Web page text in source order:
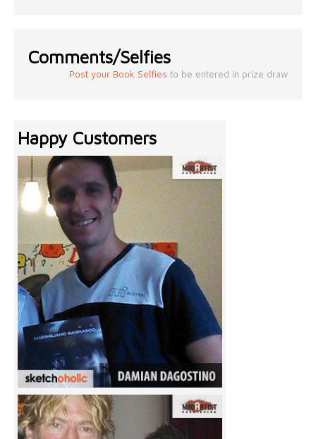
Comments/Selfies
Post your Book Selfies to be entered in prize draw
Happy Customers